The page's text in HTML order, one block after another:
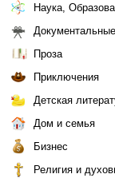
Наука,
Документальные
Проза
Приключения
Детская
Дом и семья
Бизнес
Религия и